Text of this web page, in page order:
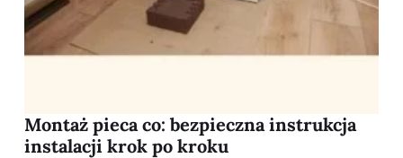
Montaż pieca co: bezpieczna instrukcja
instalacji krok po kroku